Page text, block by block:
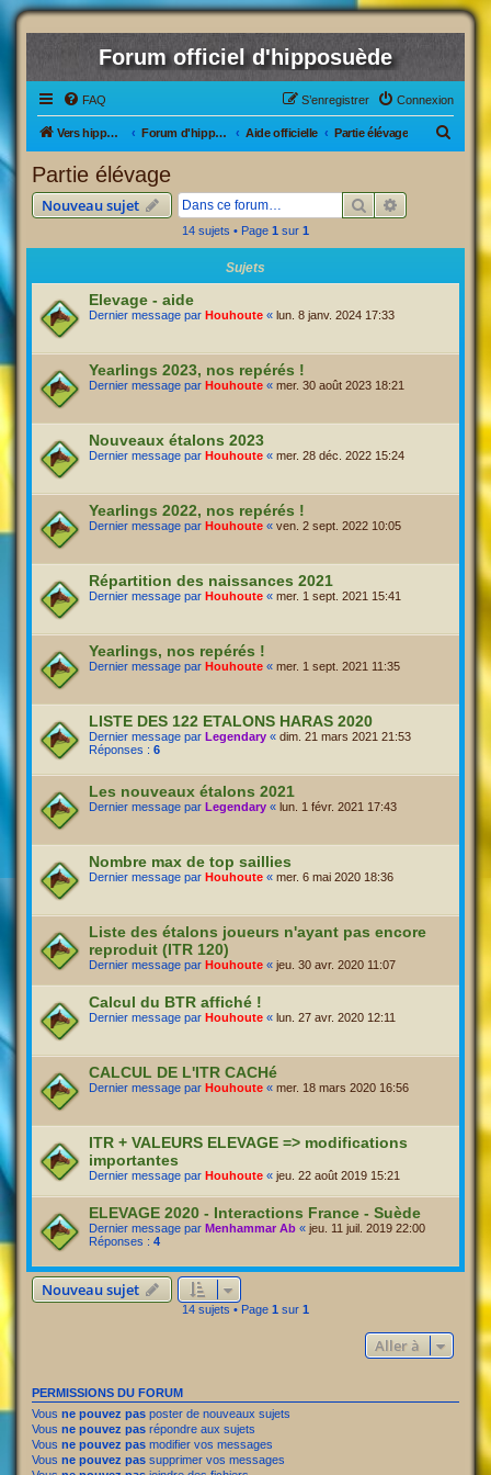
Forum officiel d'hipposuède
FAQ Connexion
S’enregistrer
Vers hipposuède, le jeu ! Forum d'hipposuède Aide officielle Partie élévage
Partie élévage
Nouveau sujet RechercherRecherche
14 sujets • Page 1 sur 1
Sujets
Elevage - aide
Dernier message par Houhoute « lun. 8 janv. 2024 17:33
Yearlings 2023, nos repérés !
Dernier message par Houhoute « mer. 30 août 2023 18:21
Nouveaux étalons 2023
Dernier message par Houhoute « mer. 28 déc. 2022 15:24
Yearlings 2022, nos repérés !
Dernier message par Houhoute « ven. 2 sept. 2022 10:05
Répartition des naissances 2021
Dernier message par Houhoute « mer. 1 sept. 2021 15:41
Yearlings, nos repérés !
Dernier message par Houhoute « mer. 1 sept. 2021 11:35
LISTE DES 122 ETALONS HARAS 2020
Dernier message par Legendary « dim. 21 mars 2021 21:53
Réponses : 6
Les nouveaux étalons 2021
Dernier message par Legendary « lun. 1 févr. 2021 17:43
Nombre max de top saillies
Dernier message par Houhoute « mer. 6 mai 2020 18:36
Liste des étalons joueurs n'ayant pas encore
reproduit (ITR 120)
Dernier message par Houhoute « jeu. 30 avr. 2020 11:07
Calcul du BTR affiché !
Dernier message par Houhoute « lun. 27 avr. 2020 12:11
CALCUL DE L'ITR CACHé
Dernier message par Houhoute « mer. 18 mars 2020 16:56
ITR + VALEURS ELEVAGE => modifications
importantes
Dernier message par Houhoute « jeu. 22 août 2019 15:21
ELEVAGE 2020 - Interactions France - Suède
Dernier message par Menhammar Ab « jeu. 11 juil. 2019 22:00
Réponses : 4
Nouveau sujet
14 sujets • Page 1 sur 1
Aller à
PERMISSIONS DU FORUM
Vous ne pouvez pas poster de nouveaux sujets
Vous ne pouvez pas répondre aux sujets
Vous ne pouvez pas modifier vos messages
Vous ne pouvez pas supprimer vos messages